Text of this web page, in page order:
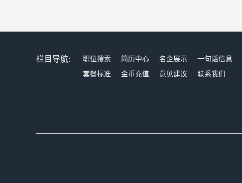
栏目导航: 职位搜索 简历中心 名企展示 一句话信息
套餐标准
金币充值 意见建议 联系我们